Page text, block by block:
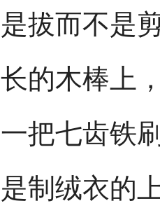
是拔而不是
长的木棒上
一把七齿铁
是制绒衣的